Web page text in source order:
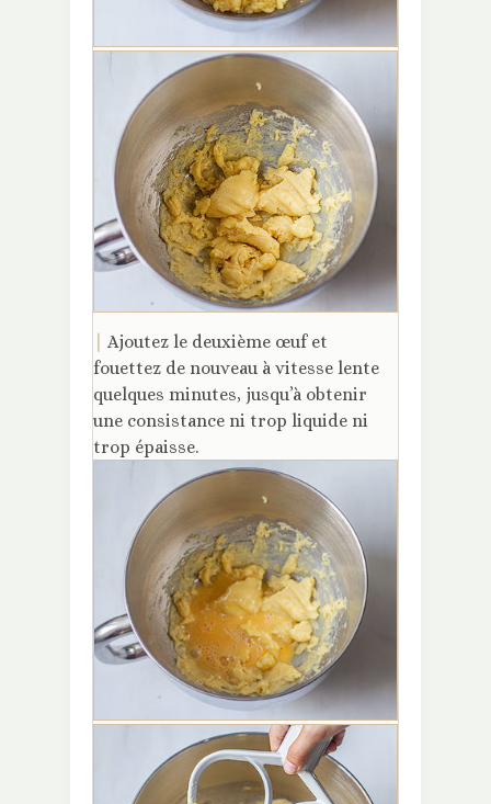
Ajoutez le deuxième œuf et
fouettez de nouveau à vitesse lente
quelques minutes, jusqu’à obtenir
une consistance ni trop liquide ni
trop épaisse.